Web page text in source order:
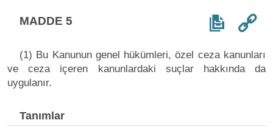
MADDE 5
(1) Bu Kanunun genel hükümleri, özel ceza kanunları
ve ceza içeren kanunlardaki suçlar hakkında da
uygulanır.
Tanımlar